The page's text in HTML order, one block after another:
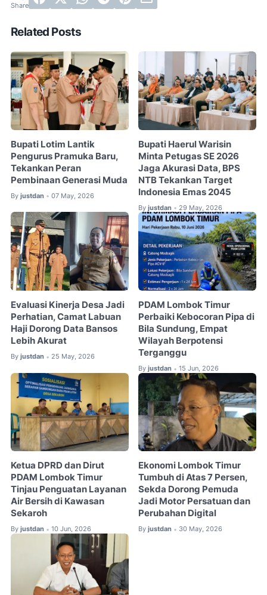
Related Posts
Bupati Lotim Lantik
Pengurus Pramuka Baru,
Tekankan Peran
Pembinaan Generasi Muda
By justdan • 07 May, 2026
Bupati Haerul Warisin
Minta Petugas SE 2026
Jaga Akurasi Data, BPS
NTB Tekankan Target
Indonesia Emas 2045
By justdan • 29 May, 2026
Evaluasi Kinerja Desa Jadi
Perhatian, Camat Labuan
Haji Dorong Data Bansos
Lebih Akurat
By justdan • 25 May, 2026
PDAM Lombok Timur
Perbaiki Kebocoran Pipa di
Bila Sundung, Empat
Wilayah Berpotensi
Terganggu
By justdan • 15 Jun, 2026
Ketua DPRD dan Dirut
PDAM Lombok Timur
Tinjau Penguatan Layanan
Air Bersih di Kawasan
Sekaroh
By justdan • 10 Jun, 2026
Ekonomi Lombok Timur
Tumbuh di Atas 7 Persen,
Sekda Dorong Pemuda
Jadi Motor Persatuan dan
Perubahan Digital
By justdan • 30 May, 2026